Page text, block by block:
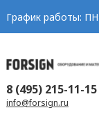
График работы:
8 (495) 215-11-15
info@forsign.ru